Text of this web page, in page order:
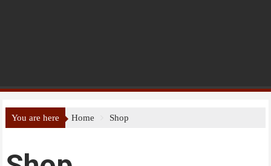
You are here Home Shop